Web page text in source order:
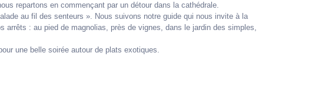
repartons en commençant par un détour dans la cathédrale.
au fil des senteurs ». Nous suivons notre guide qui nous invite à la
arrêts : au pied de magnolias, près de vignes, dans le jardin des simples,
une belle soirée autour de plats exotiques.